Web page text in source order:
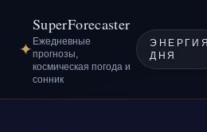
✦
SuperForecaster
Ежедневные
прогнозы,
космическая погода и
сонник
ЭНЕРГИЯ
ДНЯ